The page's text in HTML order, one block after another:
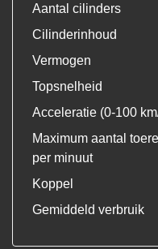
Aantal cilinders
Cilinderinhoud
Vermogen
Topsnelheid
Acceleratie (0-100
Maximum aantal
per minuut
Koppel
Gemiddeld verbruik